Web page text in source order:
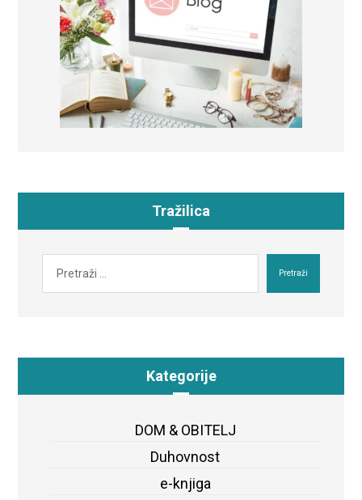
Tražilica
Pretraži
Kategorije
DOM & OBITELJ
Duhovnost
e-knjiga